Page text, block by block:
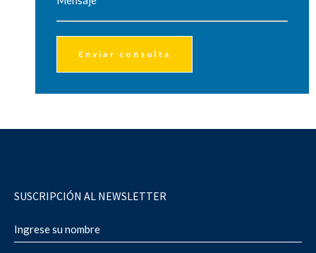
SUSCRIPCIÓN AL NEWSLETTER